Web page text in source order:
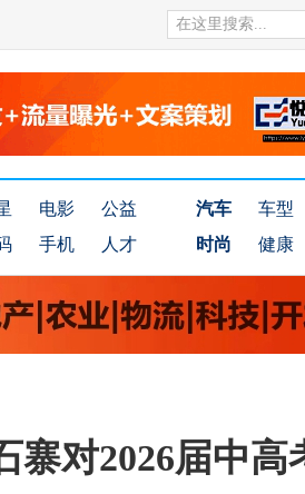
电影
公益
手机 人才
汽车 车型
时尚
健康
寨对2026届中高